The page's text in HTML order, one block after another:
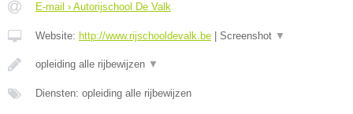
E-mail › Autorijschool De Valk
Website: http://www.rijschooldevalk.be Screenshot ▼
opleiding alle rijbewijzen ▼
Diensten: opleiding alle rijbewijzen